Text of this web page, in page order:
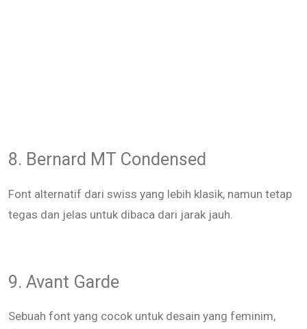
8. Bernard MT Condensed
Font alternatif dari swiss yang lebih klasik, namun tetap
tegas dan jelas untuk dibaca dari jarak jauh.
9. Avant Garde
Sebuah font yang cocok untuk desain yang feminim,